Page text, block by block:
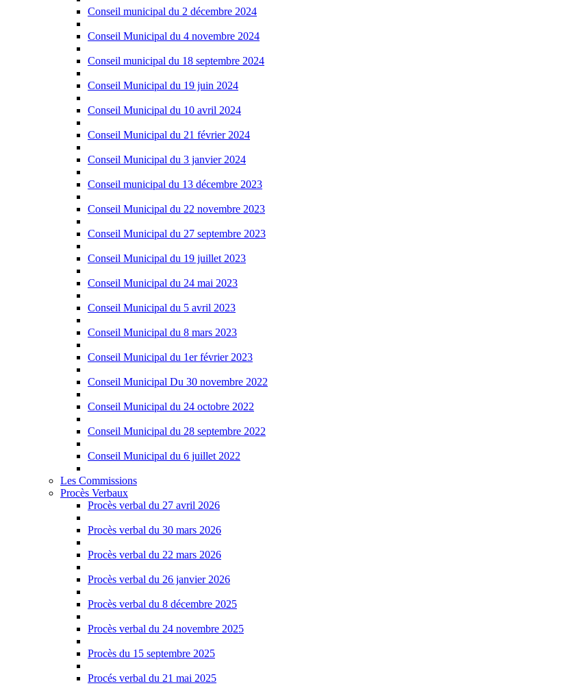
Conseil municipal du 2 décembre 2024
Conseil Municipal du 4 novembre 2024
Conseil municipal du 18 septembre 2024
Conseil Municipal du 19 juin 2024
Conseil Municipal du 10 avril 2024
Conseil Municipal du 21 février 2024
Conseil Municipal du 3 janvier 2024
Conseil municipal du 13 décembre 2023
Conseil Municipal du 22 novembre 2023
Conseil Municipal du 27 septembre 2023
Conseil Municipal du 19 juillet 2023
Conseil Municipal du 24 mai 2023
Conseil Municipal du 5 avril 2023
Conseil Municipal du 8 mars 2023
Conseil Municipal du 1er février 2023
Conseil Municipal Du 30 novembre 2022
Conseil Municipal du 24 octobre 2022
Conseil Municipal du 28 septembre 2022
Conseil Municipal du 6 juillet 2022
Les Commissions
Procès Verbaux
Procès verbal du 27 avril 2026
Procès verbal du 30 mars 2026
Procès verbal du 22 mars 2026
Procès verbal du 26 janvier 2026
Procès verbal du 8 décembre 2025
Procès verbal du 24 novembre 2025
Procès du 15 septembre 2025
Procés verbal du 21 mai 2025